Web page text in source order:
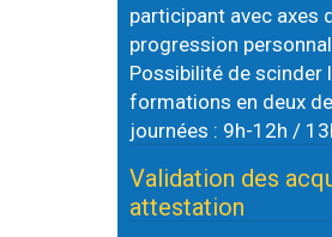
participant avec axes
progression
Possibilité de scinder
formations en deux
journées : 9h-12h /
Validation des
attestation